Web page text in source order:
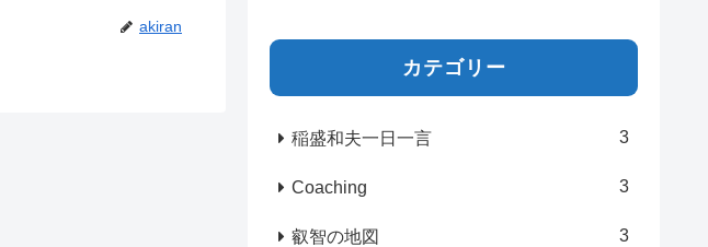
akiran
カテゴリー
稲盛和夫一日一言 3
Coaching 3
叡智の地図 3